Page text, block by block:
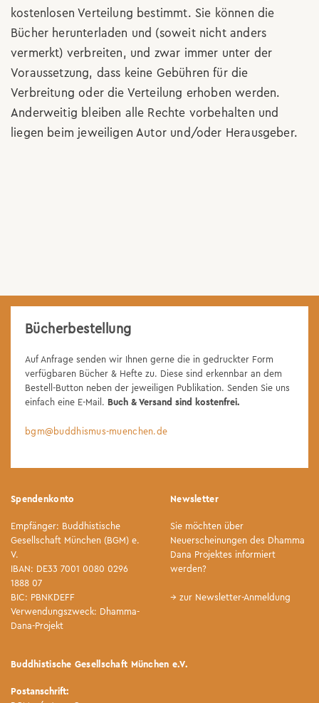
kostenlosen Verteilung bestimmt. Sie können die
Bücher herunterladen und (soweit nicht anders
vermerkt) verbreiten, und zwar immer unter der
Voraussetzung, dass keine Gebühren für die
Verbreitung oder die Verteilung erhoben werden.
Anderweitig bleiben alle Rechte vorbehalten und
liegen beim jeweiligen Autor und/oder Herausgeber.
Bücherbestellung
Auf Anfrage senden wir Ihnen gerne die in gedruckter Form
verfügbaren Bücher & Hefte zu. Diese sind erkennbar an dem
Bestell-Button neben der jeweiligen Publikation. Senden Sie uns
einfach eine E-Mail. Buch & Versand sind kostenfrei.
bgm@buddhismus-muenchen.de
Spendenkonto
Empfänger: Buddhistische
Gesellschaft München (BGM) e.
V.
IBAN: DE33 7001 0080 0296
1888 07
BIC: PBNKDEFF
Verwendungszweck: Dhamma-
Dana-Projekt
Newsletter
Sie möchten über
Neuerscheinungen des Dhamma
Dana Projektes informiert
werden?
→ zur Newsletter-Anmeldung
Buddhistische Gesellschaft München e.V.
Postanschrift: